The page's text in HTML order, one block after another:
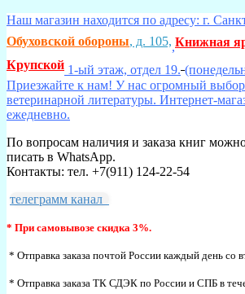
Наш магазин находится по адресу: г.
Обуховской обороны, д. 105,,Книжная
Крупской 1-ый этаж, отдел 19.
Приезжайте к нам! У нас огромный
ветеринарной литературы. Интернет-
ежедневно.
По вопросам наличия и заказа книг
писать в WhatsApp.
Контакты: тел. +7(911) 124-22-54
телеграмм канал
* При самовывозе скидка 3%.
* Отправка заказа почтой России каждый день со
* Отправка заказа ТК СДЭК по России и СПБ в